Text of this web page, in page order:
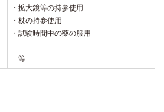
・拡大鏡等の持参使用
・杖の持参使用
・試験時間中の薬の服用
等